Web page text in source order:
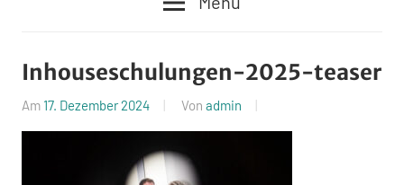
Online-
Beratung
Inhouseschulungen-2025-teaser
Am 17. Dezember 2024 Von admin